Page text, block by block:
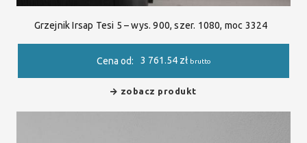
Grzejnik Irsap Tesi 5 – wys. 900, szer. 1080, moc 3324
Cena od: 3 761.54 zł brutto
zobacz produkt